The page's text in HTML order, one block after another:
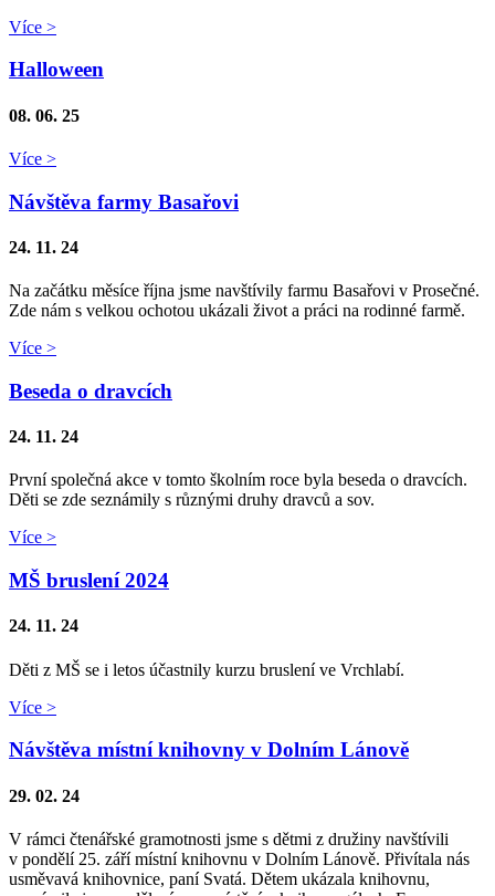
Více >
Halloween
08. 06. 25
Více >
Návštěva farmy Basařovi
24. 11. 24
Na začátku měsíce října jsme navštívily farmu Basařovi v Prosečné.
Zde nám s velkou ochotou ukázali život a práci na rodinné farmě.
Více >
Beseda o dravcích
24. 11. 24
První společná akce v tomto školním roce byla beseda o dravcích.
Děti se zde seznámily s různými druhy dravců a sov.
Více >
MŠ bruslení 2024
24. 11. 24
Děti z MŠ se i letos účastnily kurzu bruslení ve Vrchlabí.
Více >
Návštěva místní knihovny v Dolním Lánově
29. 02. 24
V rámci čtenářské gramotnosti jsme s dětmi z družiny navštívili
v pondělí 25. září místní knihovnu v Dolním Lánově. Přivítala nás
usměvavá knihovnice, paní Svatá. Dětem ukázala knihovnu,